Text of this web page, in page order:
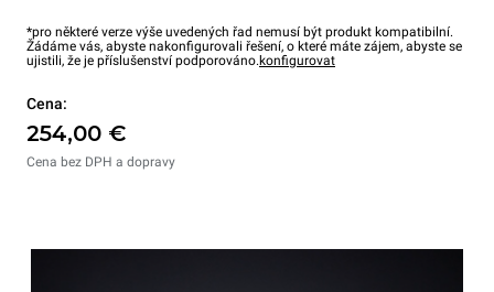
*pro některé verze výše uvedených řad nemusí být produkt kompatibilní.
Žádáme vás, abyste nakonfigurovali řešení, o které máte zájem, abyste se
ujistili, že je příslušenství podporováno.konfigurovat
Cena:
254,00 €
Cena bez DPH a dopravy